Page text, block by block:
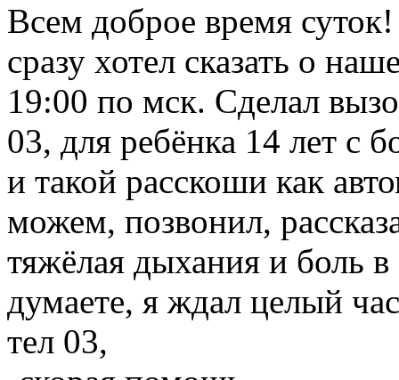
Всем доброе время
сразу хотел сказать о
19:00 по мск. Сделал
03, для ребёнка 14 лет с
и такой расскоши как
можем, позвонил,
тяжёлая дыхания и боль
думаете, я ждал целый
тел 03,